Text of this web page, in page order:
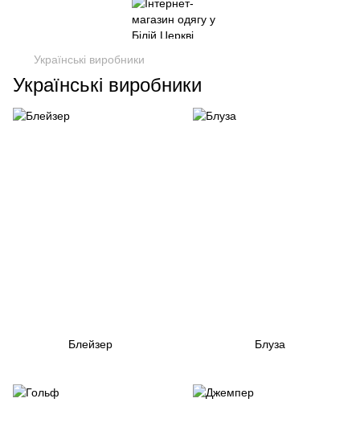
Українські виробники
Українські виробники
Блейзер Блуза